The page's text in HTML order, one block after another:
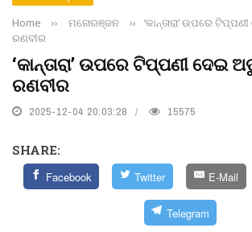
Home ›› ମନୋରଞ୍ଜନ ››
‘କାନ୍ତାରା’ ଉପରେ
ରଣବୀର
‘କାନ୍ତାରା’ ଉପରେ ଟିପ୍ପଣୀ ଦେଇ
ରଣବୀର
2025-12-04 20:03:28 15575
SHARE:
Facebook Twitter E-Mail
Telegram